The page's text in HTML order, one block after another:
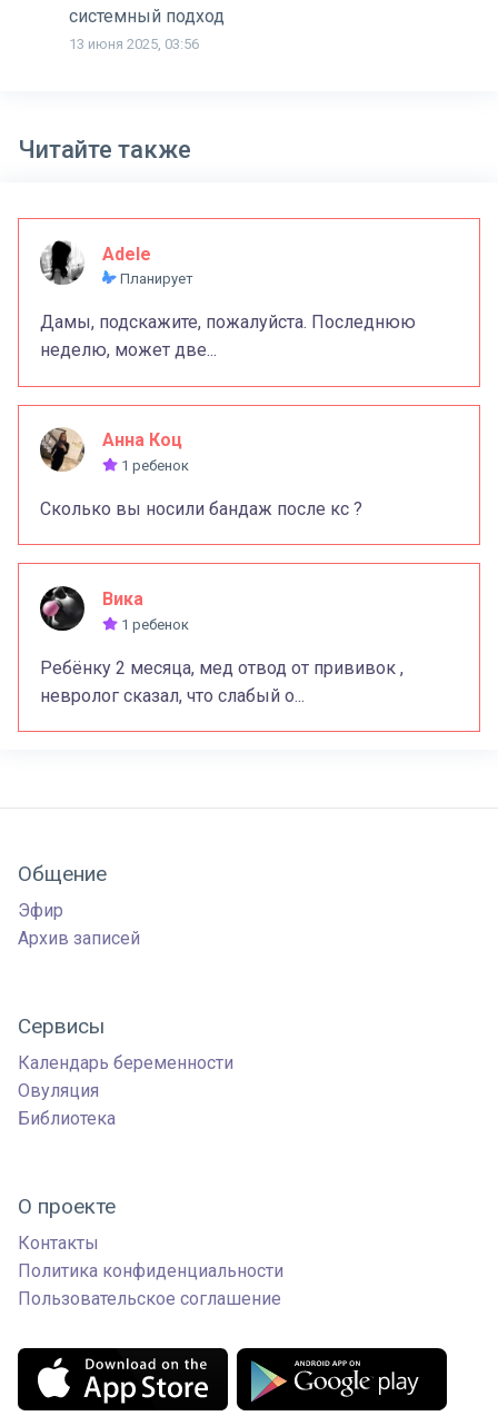
системный подход
13 июня 2025, 03:56
Читайте также
Adele
Планирует
Дамы, подскажите, пожалуйста. Последнюю
неделю, может две...
Анна Коц
1 ребенок
Сколько вы носили бандаж после кс ?
Вика
1 ребенок
Ребёнку 2 месяца, мед отвод от прививок ,
невролог сказал, что слабый о...
Общение
Эфир
Архив записей
Сервисы
Календарь беременности
Овуляция
Библиотека
О проекте
Контакты
Политика конфиденциальности
Пользовательское соглашение